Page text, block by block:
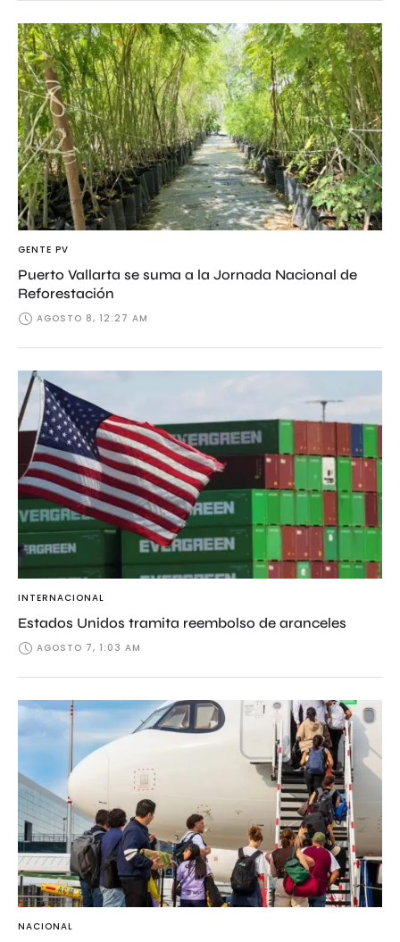
GENTE PV
Puerto Vallarta se suma a la Jornada Nacional de
Reforestación
AGOSTO 8, 12:27 AM
INTERNACIONAL
Estados Unidos tramita reembolso de aranceles
AGOSTO 7, 1:03 AM
NACIONAL